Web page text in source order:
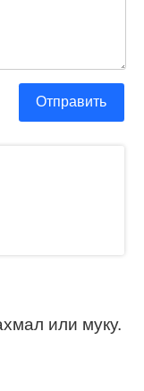
Отправить
или муку.